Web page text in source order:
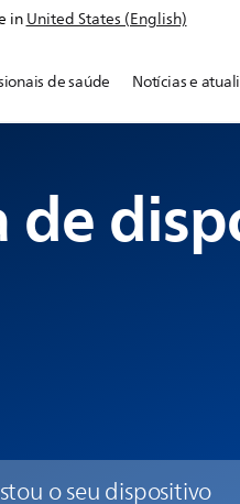
inUnited States (English)
de saúde Notícias e
de
o seu dispositivo